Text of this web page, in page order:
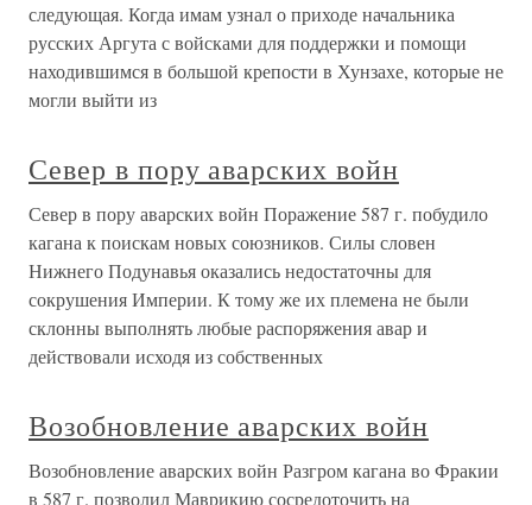
следующая. Когда имам узнал о приходе начальника
русских Аргута с войсками для поддержки и помощи
находившимся в большой крепости в Хунзахе, которые не
могли выйти из
Север в пору аварских войн
Север в пору аварских войн Поражение 587 г. побудило
кагана к поискам новых союзников. Силы словен
Нижнего Подунавья оказались недостаточны для
сокрушения Империи. К тому же их племена не были
склонны выполнять любые распоряжения авар и
действовали исходя из собственных
Возобновление аварских войн
Возобновление аварских войн Разгром кагана во Фракии
в 587 г. позволил Маврикию сосредоточить на